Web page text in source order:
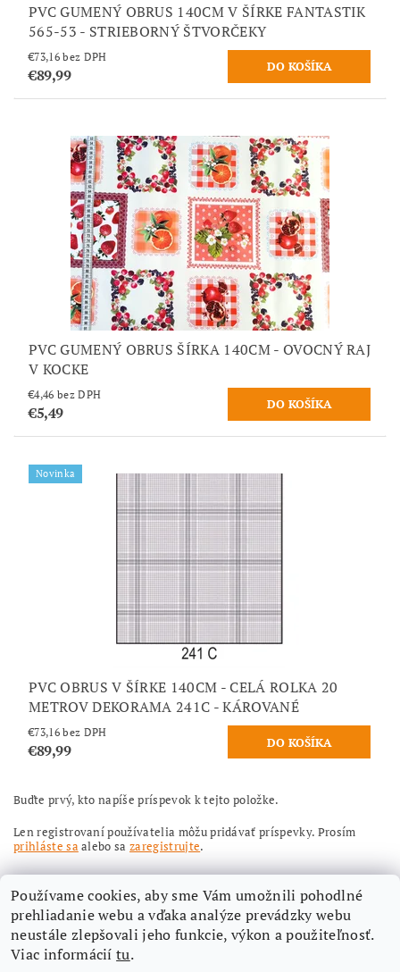
PVC GUMENÝ OBRUS 140CM V ŠÍRKE FANTASTIK
565-53 - STRIEBORNÝ ŠTVORČEKY
€73,16 bez DPH
€89,99
PVC GUMENÝ OBRUS ŠÍRKA 140CM - OVOCNÝ RAJ
V KOCKE
€4,46 bez DPH
€5,49
Novinka
PVC OBRUS V ŠÍRKE 140CM - CELÁ ROLKA 20
METROV DEKORAMA 241C - KÁROVANÉ
€73,16 bez DPH
€89,99
Buďte prvý, kto napíše príspevok k tejto položke.
Len registrovaní používatelia môžu pridávať príspevky. Prosím
prihláste saalebo sazaregistrujte.
Nájdete nás aj na Facebooku
Používame cookies, aby sme Vám umožnili pohodlné
prehliadanie webu a vďaka analýze prevádzky webu
neustále zlepšovali jeho funkcie, výkon a použiteľnosť.
Viac informáciítu.